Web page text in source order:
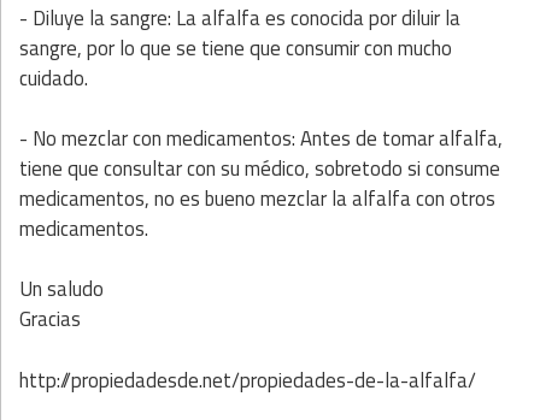
- Diluye la sangre: La alfalfa es conocida por diluir la
sangre, por lo que se tiene que consumir con mucho
cuidado.
- No mezclar con medicamentos: Antes de tomar alfalfa,
tiene que consultar con su médico, sobretodo si consume
medicamentos, no es bueno mezclar la alfalfa con otros
medicamentos.
Un saludo
Gracias
http://propiedadesde.net/propiedades-de-la-alfalfa/